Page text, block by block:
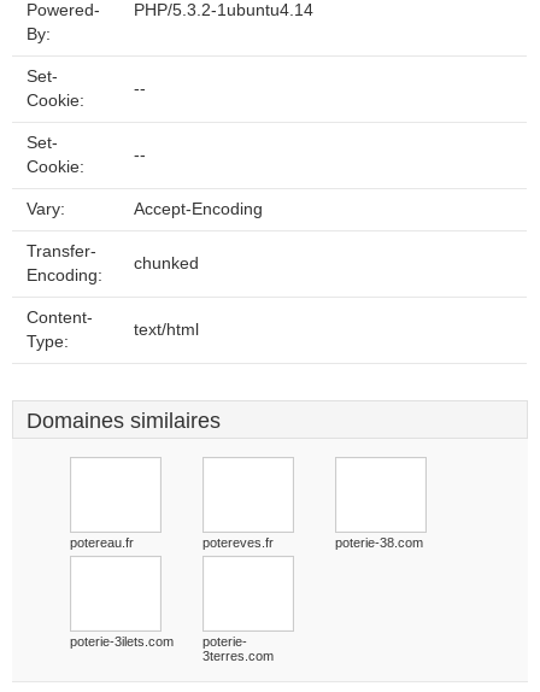
Powered-
By:
PHP/5.3.2-1ubuntu4.14
Set-
Cookie:
--
Set-
Cookie:
--
Vary: Accept-Encoding
Transfer-
Encoding:
chunked
Content-
Type:
text/html
Domaines similaires
potereau.fr potereves.fr poterie-38.com
poterie-3ilets.com
poterie-
3terres.com